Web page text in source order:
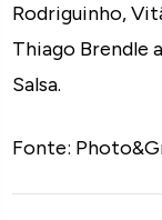
Rodriguinho,
Thiago Brendle
Salsa.
Fonte: